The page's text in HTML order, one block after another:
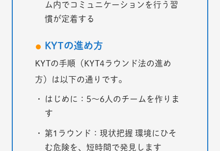
ム内でコミュニケーションを行う習
慣が定着する
KYTの進め方
KYTの手順（KYT4ラウンド法の進め
方）は以下の通りです。
はじめに：5～6人のチームを作りま
す
第1ラウンド：現状把握 環境にひそ
む危険を、短時間で発見します